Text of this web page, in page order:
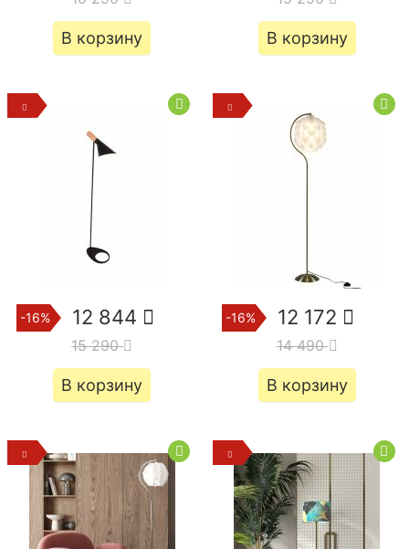
В корзину В корзину
-16% 12 844
15 290
В корзину
-16% 12 172
14 490
В корзину